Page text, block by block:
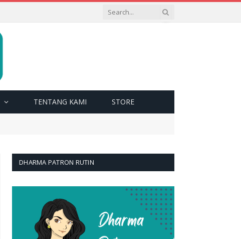
TENTANG KAMI STORE
DHARMA PATRON RUTIN